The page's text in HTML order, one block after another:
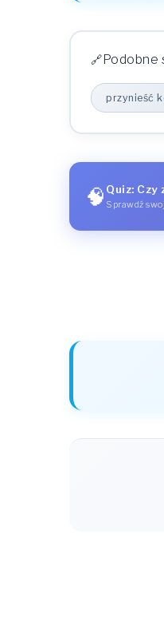
Podobne
przynieść
🧠 Quiz: Czy
Sprawdź